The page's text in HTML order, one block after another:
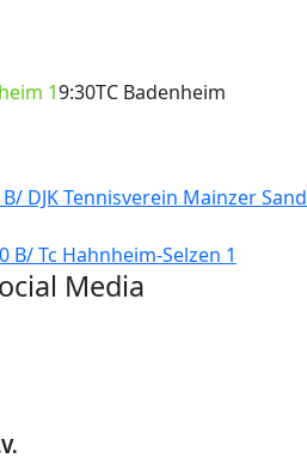
19:30TC Badenheim
DJK Tennisverein Mainzer Sand
B/ Tc Hahnheim-Selzen 1
Media